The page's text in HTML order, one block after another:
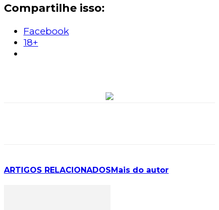
Compartilhe isso:
Facebook
18+
ARTIGOS RELACIONADOSMais do autor